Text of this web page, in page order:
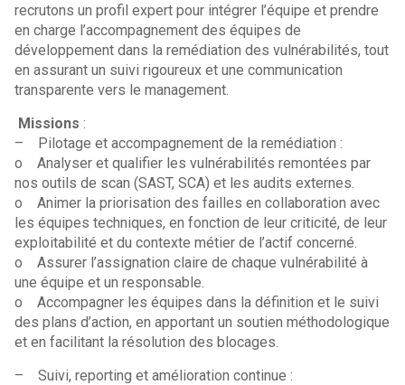
recrutons un profil expert pour intégrer l’équipe et prendre
en charge l’accompagnement des équipes de
développement dans la remédiation des vulnérabilités, tout
en assurant un suivi rigoureux et une communication
transparente vers le management.
Missions :
– Pilotage et accompagnement de la remédiation :
o Analyser et qualifier les vulnérabilités remontées par
nos outils de scan (SAST, SCA) et les audits externes.
o Animer la priorisation des failles en collaboration avec
les équipes techniques, en fonction de leur criticité, de leur
exploitabilité et du contexte métier de l’actif concerné.
o Assurer l’assignation claire de chaque vulnérabilité à
une équipe et un responsable.
o Accompagner les équipes dans la définition et le suivi
des plans d’action, en apportant un soutien méthodologique
et en facilitant la résolution des blocages.
– Suivi, reporting et amélioration continue :